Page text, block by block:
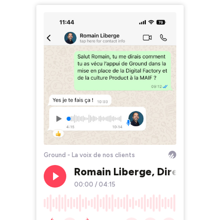
Ground - La voix de nos clients
Romain Liberge, Directeur
00:00 / 04:15